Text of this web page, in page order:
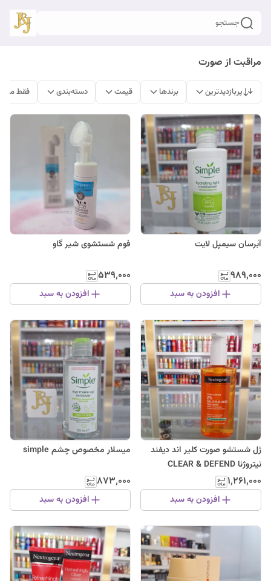
جستجو
مراقبت از صورت
پربازدیدترین برندها قیمت دسته‌بندی فقط
آبرسان سیمپل لایت
۹۸۹٬۰۰۰
افزودن به سبد
فوم شستشوی شیر گاو
۵۳۹٬۰۰۰
افزودن به سبد
ژل شستشو صورت کلیر اند دیفند
نیتروژنا CLEAR & DEFEND
Neutrogena 200ML
۱٬۲۶۱٬۰۰۰
افزودن به سبد
میسلار مخصوص چشم simple
۸۷۳٬۰۰۰
افزودن به سبد